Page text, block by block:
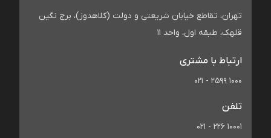
تهران، تقاطع خیابان شریعتی و دولت (کلاهدوز)، برج نگین
قلهک، طبقه اول، واحد 11
ارتباط با مشتری
021 - 2599 1000
تلفن
021 - 226 10001